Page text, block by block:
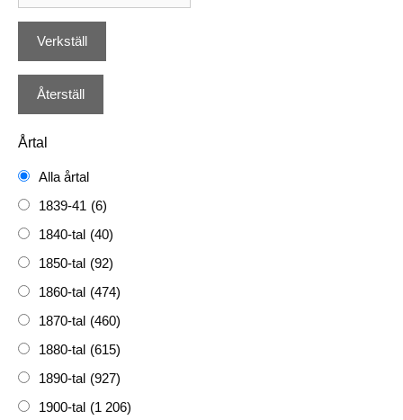
Årtal
Alla årtal
1839-41 (6)
1840-tal (40)
1850-tal (92)
1860-tal (474)
1870-tal (460)
1880-tal (615)
1890-tal (927)
1900-tal (1 206)